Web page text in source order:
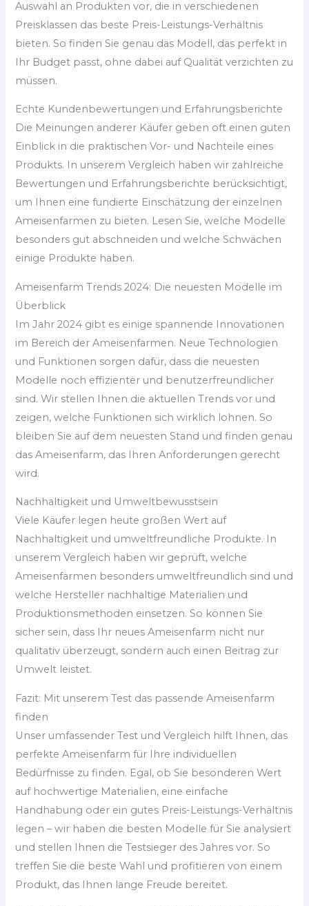
Auswahl an Produkten vor, die in verschiedenen
Preisklassen das beste Preis-Leistungs-Verhältnis
bieten. So finden Sie genau das Modell, das perfekt in
Ihr Budget passt, ohne dabei auf Qualität verzichten zu
müssen.
Echte Kundenbewertungen und Erfahrungsberichte
Die Meinungen anderer Käufer geben oft einen guten
Einblick in die praktischen Vor- und Nachteile eines
Produkts. In unserem Vergleich haben wir zahlreiche
Bewertungen und Erfahrungsberichte berücksichtigt,
um Ihnen eine fundierte Einschätzung der einzelnen
Ameisenfarmen zu bieten. Lesen Sie, welche Modelle
besonders gut abschneiden und welche Schwächen
einige Produkte haben.
Ameisenfarm Trends 2024: Die neuesten Modelle im
Überblick
Im Jahr 2024 gibt es einige spannende Innovationen
im Bereich der Ameisenfarmen. Neue Technologien
und Funktionen sorgen dafür, dass die neuesten
Modelle noch effizienter und benutzerfreundlicher
sind. Wir stellen Ihnen die aktuellen Trends vor und
zeigen, welche Funktionen sich wirklich lohnen. So
bleiben Sie auf dem neuesten Stand und finden genau
das Ameisenfarm, das Ihren Anforderungen gerecht
wird.
Nachhaltigkeit und Umweltbewusstsein
Viele Käufer legen heute großen Wert auf
Nachhaltigkeit und umweltfreundliche Produkte. In
unserem Vergleich haben wir geprüft, welche
Ameisenfarmen besonders umweltfreundlich sind und
welche Hersteller nachhaltige Materialien und
Produktionsmethoden einsetzen. So können Sie
sicher sein, dass Ihr neues Ameisenfarm nicht nur
qualitativ überzeugt, sondern auch einen Beitrag zur
Umwelt leistet.
Fazit: Mit unserem Test das passende Ameisenfarm
finden
Unser umfassender Test und Vergleich hilft Ihnen, das
perfekte Ameisenfarm für Ihre individuellen
Bedürfnisse zu finden. Egal, ob Sie besonderen Wert
auf hochwertige Materialien, eine einfache
Handhabung oder ein gutes Preis-Leistungs-Verhältnis
legen – wir haben die besten Modelle für Sie analysiert
und stellen Ihnen die Testsieger des Jahres vor. So
treffen Sie die beste Wahl und profitieren von einem
Produkt, das Ihnen lange Freude bereitet.